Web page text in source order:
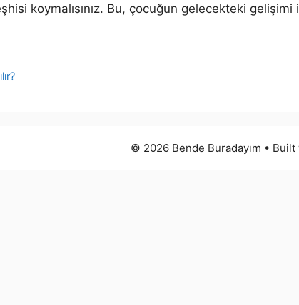
koymalısınız. Bu, çocuğun gelecekteki
© 2026 Bende Buradayım • Built